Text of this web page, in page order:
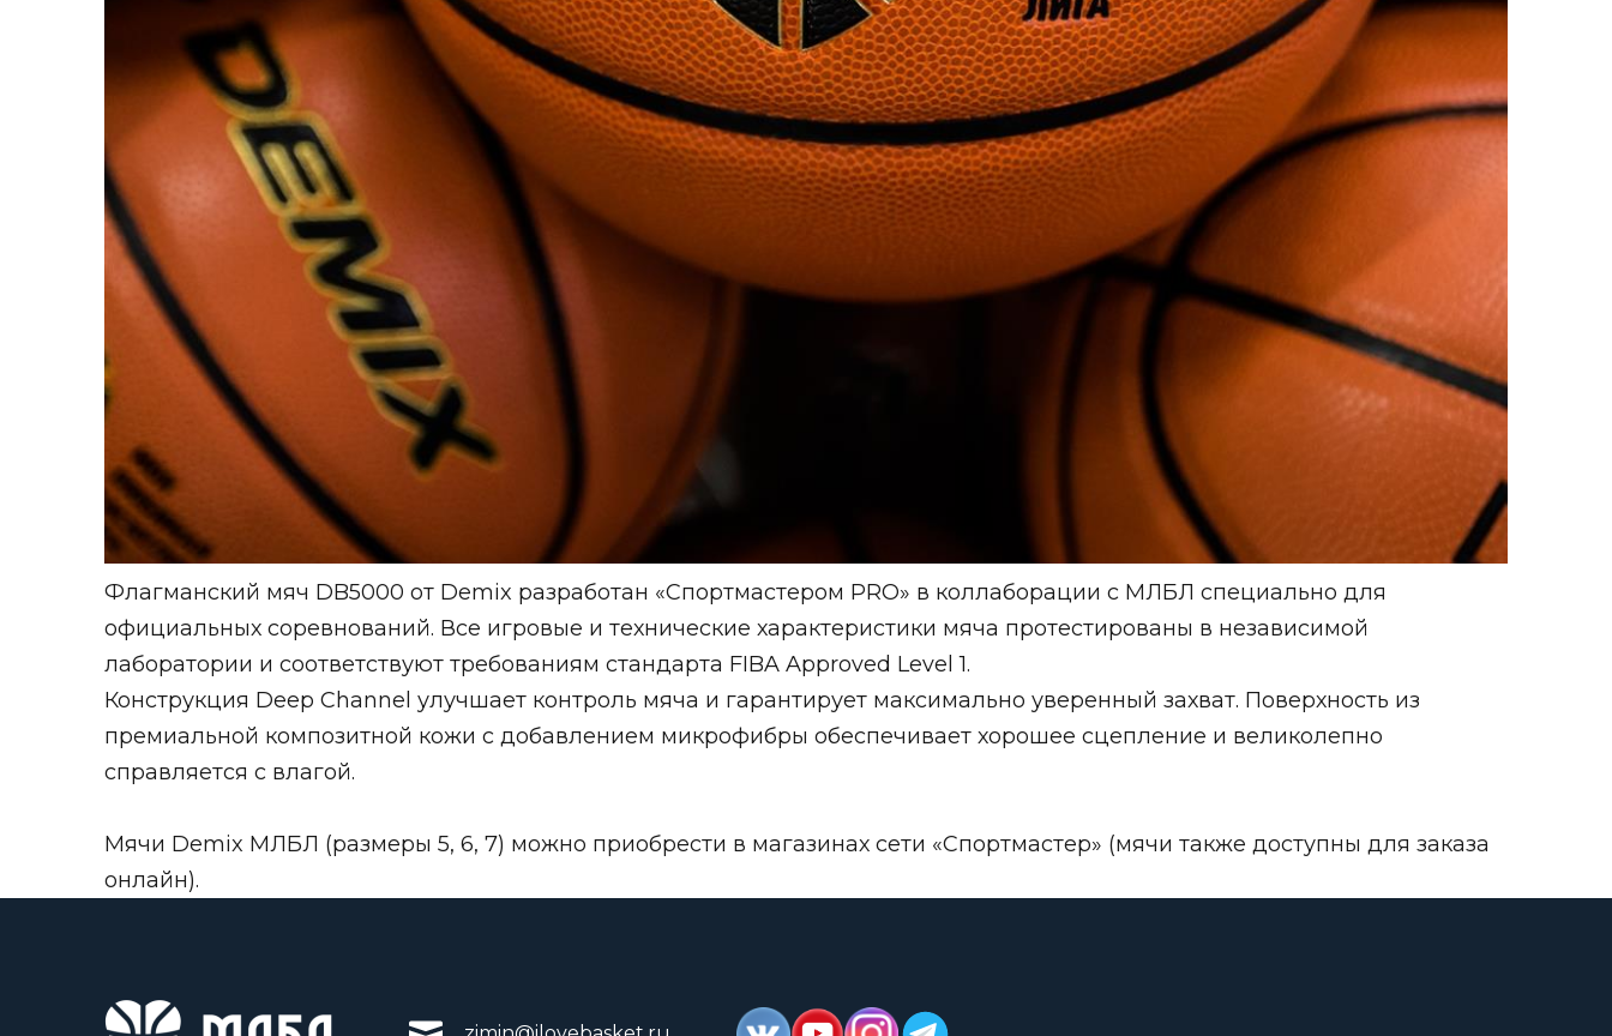
Флагманский мяч DB5000 от Demix разработан «Спортмастером PRO» в коллаборации с МЛБЛ специально для
официальных соревнований. Все игровые и технические характеристики мяча протестированы в независимой
лаборатории и соответствуют требованиям стандарта FIBA Approved Level 1.
Конструкция Deep Channel улучшает контроль мяча и гарантирует максимально уверенный захват. Поверхность из
премиальной композитной кожи с добавлением микрофибры обеспечивает хорошее сцепление и великолепно
справляется с влагой.
Мячи Demix МЛБЛ (размеры 5, 6, 7) можно приобрести в магазинах сети «Спортмастер» (мячи также доступны для заказа
онлайн).